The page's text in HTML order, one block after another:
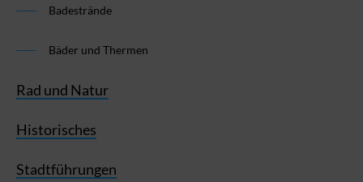
Badestrände
Bäder und Thermen
Rad und Natur
Historisches
Stadtführungen